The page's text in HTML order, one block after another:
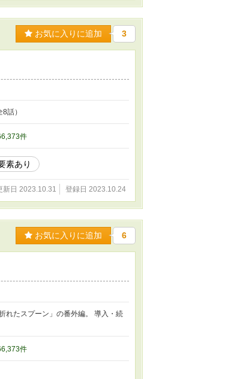
お気に入りに追加 3
話）
件
素あり
新日 2023.10.31 登録日 2023.10.24
お気に入りに追加 6
れたスプーン」の番外編。 導入・続
件